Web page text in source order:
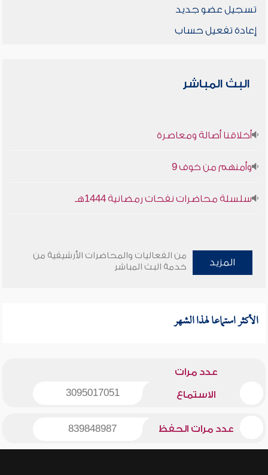
تسجيل عضو جديد
إعادة تفعيل حساب
البث المباشر
أخلاقنا أصالة ومعاصرة
وأمنهم من خوف 9
سلسلة محاضرات نفحات رمضانية 1444هـ
المزيد
من الفعاليات والمحاضرات الأرشيفية من
خدمة البث المباشر
الأكثر استماعا لهذا الشهر
عدد مرات
الاستماع 3095017051
عدد مرات الحفظ 839848987